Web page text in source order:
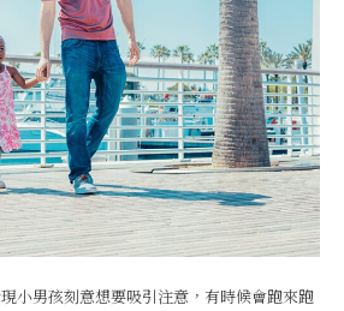
小男孩刻意想要吸引注意，有時候會跑來跑